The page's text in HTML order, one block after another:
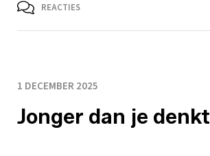
REACTIES
1 DECEMBER 2025
Jonger dan je denkt